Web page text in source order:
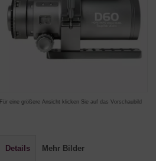
Für eine größere Ansicht klicken Sie auf das Vorschaubild
Details Mehr Bilder